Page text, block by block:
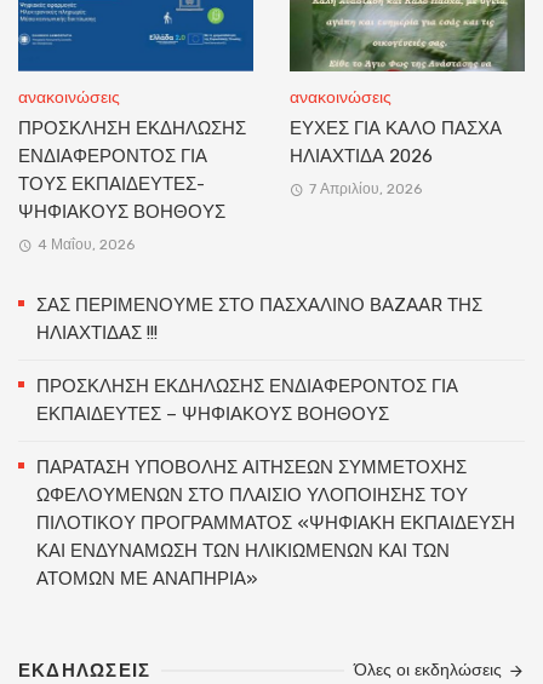
ανακοινώσεις
ΠΡΟΣΚΛΗΣΗ ΕΚΔΗΛΩΣΗΣ
ΕΝΔΙΑΦΕΡΟΝΤΟΣ ΓΙΑ
ΤΟΥΣ ΕΚΠΑΙΔΕΥΤΕΣ-
ΨΗΦΙΑΚΟΥΣ ΒΟΗΘΟΥΣ
4 Μαΐου, 2026
ανακοινώσεις
ΕΥΧΕΣ ΓΙΑ ΚΑΛΟ ΠΑΣΧΑ
ΗΛΙΑΧΤΙΔΑ 2026
7 Απριλίου, 2026
ΣΑΣ ΠΕΡΙΜΕΝΟΥΜΕ ΣΤΟ ΠΑΣΧΑΛΙΝΟ ΒΑZAAR ΤΗΣ
ΗΛΙΑΧΤΙΔΑΣ !!!
ΠΡΟΣΚΛΗΣΗ ΕΚΔΗΛΩΣΗΣ ΕΝΔΙΑΦΕΡΟΝΤΟΣ ΓΙΑ
ΕΚΠΑΙΔΕΥΤΕΣ – ΨΗΦΙΑΚΟΥΣ ΒΟΗΘΟΥΣ
ΠΑΡΑΤΑΣΗ ΥΠΟΒΟΛΗΣ ΑΙΤΗΣΕΩΝ ΣΥΜΜΕΤΟΧΗΣ
ΩΦΕΛΟΥΜΕΝΩΝ ΣΤΟ ΠΛΑΙΣΙΟ ΥΛΟΠΟΙΗΣΗΣ ΤΟΥ
ΠΙΛΟΤΙΚΟΥ ΠΡΟΓΡΑΜΜΑΤΟΣ «ΨΗΦΙΑΚΗ ΕΚΠΑΙΔΕΥΣΗ
ΚΑΙ ΕΝΔΥΝΑΜΩΣΗ ΤΩΝ ΗΛΙΚΙΩΜΕΝΩΝ ΚΑΙ ΤΩΝ
ΑΤΟΜΩΝ ΜΕ ΑΝΑΠΗΡΙΑ»
ΕΚΔΗΛΩΣΕΙΣ Όλες οι εκδηλώσεις